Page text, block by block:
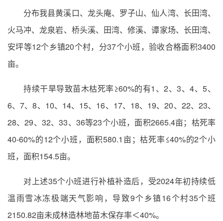
分布我县黄溪口、龙头庵、罗子山、仙人湾、长田湾、
火马冲、龙泉岩、桥头溪、田湾、修溪、谭家场、长田湾、
安坪等12个乡镇20个村，分37个小班，验收合格面积3400
亩。
持续干旱导致苗木枯死率≥60%的有1、2、3、4、5、
6、7、8、10、14、15、16、17、18、19、20、22、23、
28、29、32、33、36等23个小班，面积2665.4亩；枯死率
40-60%的12个小班，面积580.1亩；枯死率≤40%的2个小
班，面积154.5亩。
对上述35个小班进行补植补造后，受2024年初持续低
温雨雪冰冻极端天气影响，导致9个乡镇16个村35个班
2150.82亩未成林造林地苗木保存率＜40%。